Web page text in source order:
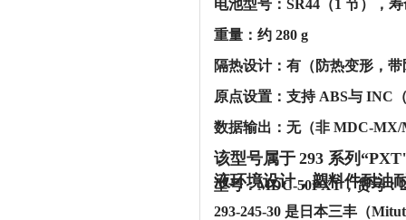
电池型号‌：SR44（1 节），
‌重量‌：约 ‌280 g‌
隔热设计‌：有（防热变形，
原点设置‌：支持 ABS与 INC
数据输出‌：‌无‌（非 MDC-
该型号属于 293 系列
液环境设计，塑料件耐油
型号：MDC-50PXT，货号：
293-245-30 是日本三丰（